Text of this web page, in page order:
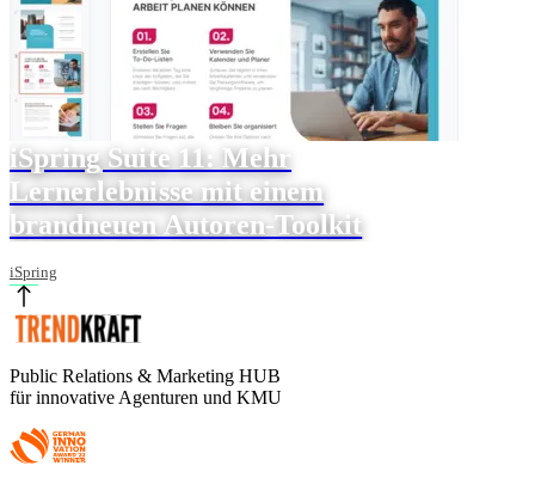
iSpring Suite 11: Mehr
Lernerlebnisse mit einem
brandneuen Autoren-Toolkit
iSpring
Public Relations & Marketing HUB
für innovative Agenturen und KMU